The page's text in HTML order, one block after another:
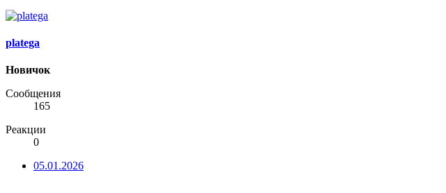
platega
Новичок
Сообщения
165
Реакции
0
05.01.2026